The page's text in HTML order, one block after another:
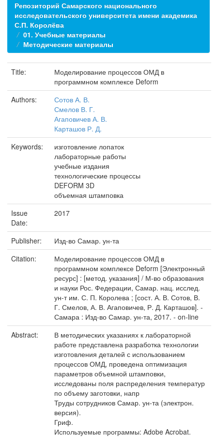
Репозиторий Самарского национального
исследовательского университета имени академика
С.П. Королёва
01. Учебные материалы
Методические материалы
Title:
Моделирование процессов ОМД в
программном комплексе Deform
Authors:
Сотов А. В.
Смелов В. Г.
Агаповичев А. В.
Карташов Р. Д.
Keywords:
изготовление лопаток
лабораторные работы
учебные издания
технологические процессы
DEFORM 3D
объемная штамповка
Issue
Date:
2017
Publisher:
Изд-во Самар. ун-та
Citation:
Моделирование процессов ОМД в
программном комплексе Deform [Электронный
ресурс] : [метод. указания] / М-во образования
и науки Рос. Федерации, Самар. нац. исслед.
ун-т им. С. П. Королева ; [сост. А. В. Сотов, В.
Г. Смелов, А. В. Агаповичев, Р. Д. Карташов]. -
Самара : Изд-во Самар. ун-та, 2017. - on-line
Abstract:
В методических указаниях к лабораторной
работе представлена разработка технологии
изготовления деталей с использованием
процессов ОМД, проведена оптимизация
параметров объемной штамповки,
исследованы поля распределения температур
по объему заготовки, напр
Труды сотрудников Самар. ун-та (электрон.
версия).
Гриф.
Используемые программы: Adobe Acrobat.